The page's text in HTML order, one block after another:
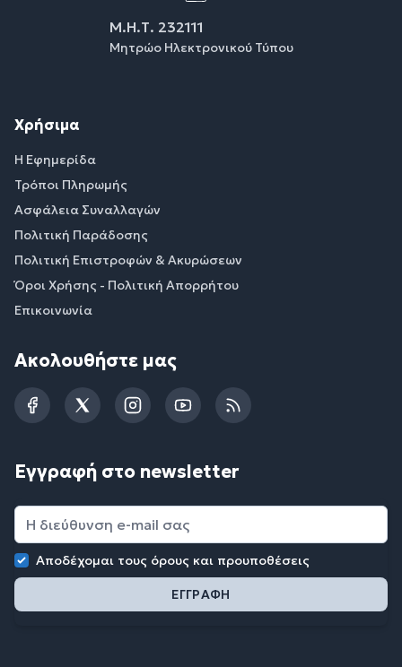
Μ.Η.Τ. 232111
Μητρώο Ηλεκτρονικού Τύπου
Χρήσιμα
Η Εφημερίδα
Τρόποι Πληρωμής
Ασφάλεια Συναλλαγών
Πολιτική Παράδοσης
Πολιτική Επιστροφών & Ακυρώσεων
Όροι Χρήσης - Πολιτική Απορρήτου
Επικοινωνία
Ακολουθήστε μας
FacebookTwitterInstagramYouTubeRSS
Εγγραφή στο newsletter
Αποδέχομαι τους όρους και προυποθέσεις